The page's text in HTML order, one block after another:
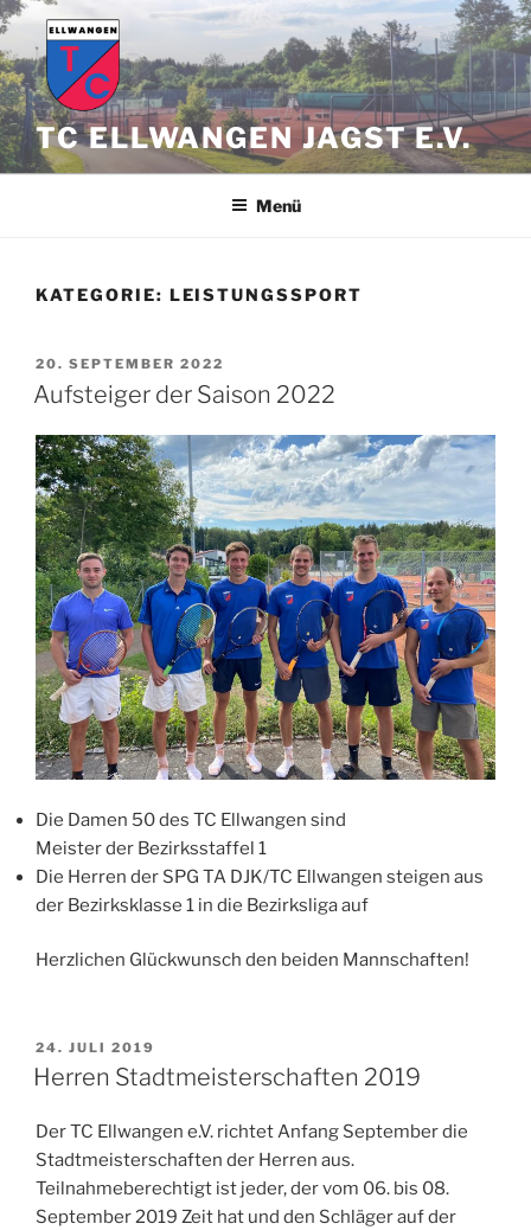
Zum
Inhalt
springen
TC ELLWANGEN JAGST E.V.
Menü
KATEGORIE: LEISTUNGSSPORT
VERÖFFENTLICHT
AM
20. SEPTEMBER 2022
Aufsteiger der Saison 2022
Die Damen 50 des TC Ellwangen sind
Meister der Bezirksstaffel 1
Die Herren der SPG TA DJK/TC Ellwangen steigen aus
der Bezirksklasse 1 in die Bezirksliga auf
Herzlichen Glückwunsch den beiden Mannschaften!
VERÖFFENTLICHT
AM
24. JULI 2019
Herren Stadtmeisterschaften 2019
Der TC Ellwangen e.V. richtet Anfang September die
Stadtmeisterschaften der Herren aus.
Teilnahmeberechtigt ist jeder, der vom 06. bis 08.
September 2019 Zeit hat und den Schläger auf der